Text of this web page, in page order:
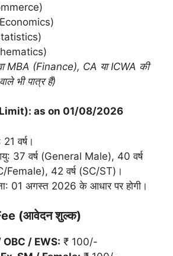
MBA (Finance), CA या ICWA की
भी पात्र हैं)
Limit): as on 01/08/2026
वर्ष।
37 वर्ष (General Male), 40 वर्ष
Female), 42 वर्ष (SC/ST)।
01 अगस्त 2026 के आधार पर होगी।
(आवेदन शुल्क)
/ EWS: ₹ 100/-